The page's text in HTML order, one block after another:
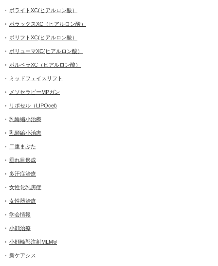
ボライトXC(ヒアルロン酸）
ボラックスXC（ヒアルロン酸）
ボリフトXC(ヒアルロン酸）
ボリューマXC(ヒアルロン酸）
ボルベラXC（ヒアルロン酸）
ミッドフェイスリフト
メソセラピーMPガン
リポセル（LIPOcel)
乳輪縮小治療
乳頭縮小治療
二重まぶた
垂れ目形成
多汗症治療
女性化乳房症
女性器治療
学会情報
小顔治療
小顔輪郭注射MLM®
新ケアシス